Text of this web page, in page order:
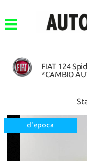
FIAT 124
*CAMBIO
d'epoca